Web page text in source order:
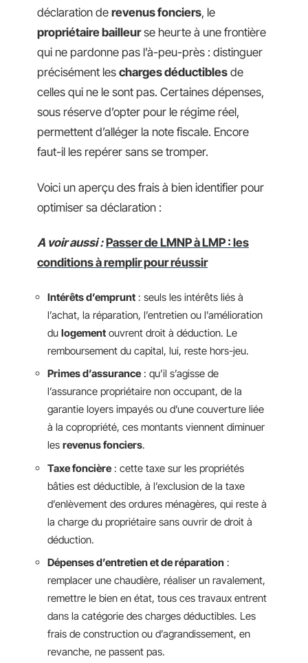
déclaration de revenus fonciers, le
propriétaire bailleurse heurte à une frontière
qui ne pardonne pas l’à-peu-près : distinguer
précisément les charges déductibles de
celles qui ne le sont pas. Certaines dépenses,
sous réserve d’opter pour le régime réel,
permettent d’alléger la note fiscale. Encore
faut-il les repérer sans se tromper.
Voici un aperçu des frais à bien identifier pour
optimiser sa déclaration :
A voir aussi : Passer de LMNP à LMP : les
conditions à remplir pour réussir
Intérêts d’emprunt : seuls les intérêts liés à
l’achat, la réparation, l’entretien ou l’amélioration
du logement ouvrent droit à déduction. Le
remboursement du capital, lui, reste hors-jeu.
Primes d’assurance : qu’il s’agisse de
l’assurance propriétaire non occupant, de la
garantie loyers impayés ou d’une couverture liée
à la copropriété, ces montants viennent diminuer
les revenus fonciers.
Taxe foncière : cette taxe sur les propriétés
bâties est déductible, à l’exclusion de la taxe
d’enlèvement des ordures ménagères, qui reste à
la charge du propriétaire sans ouvrir de droit à
déduction.
Dépenses d’entretien et de réparation :
remplacer une chaudière, réaliser un ravalement,
remettre le bien en état, tous ces travaux entrent
dans la catégorie des charges déductibles. Les
frais de construction ou d’agrandissement, en
revanche, ne passent pas.